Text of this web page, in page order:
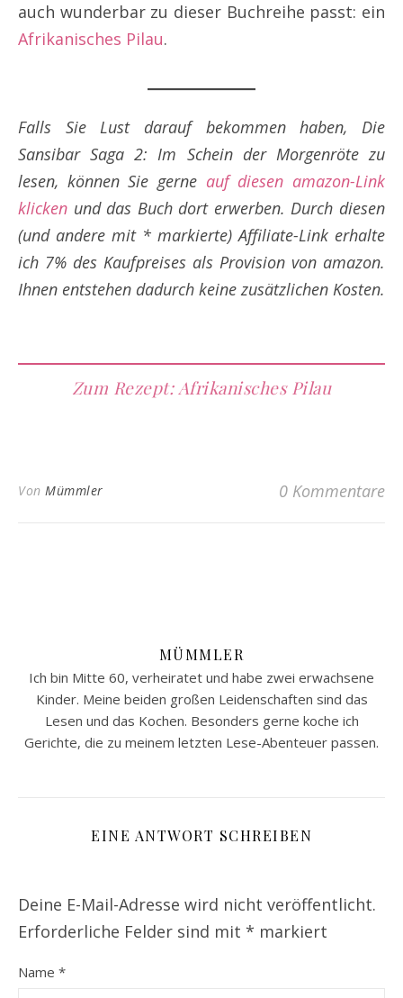
auch wunderbar zu dieser Buchreihe passt: ein
Afrikanisches Pilau.
Falls Sie Lust darauf bekommen haben, Die
Sansibar Saga 2: Im Schein der Morgenröte zu
lesen, können Sie gerne auf diesen amazon-Link
klicken und das Buch dort erwerben. Durch diesen
(und andere mit * markierte) Affiliate-Link erhalte
ich 7% des Kaufpreises als Provision von amazon.
Ihnen entstehen dadurch keine zusätzlichen Kosten.
Zum Rezept: Afrikanisches Pilau
Von Mümmler 0 Kommentare
MÜMMLER
Ich bin Mitte 60, verheiratet und habe zwei erwachsene
Kinder. Meine beiden großen Leidenschaften sind das
Lesen und das Kochen. Besonders gerne koche ich
Gerichte, die zu meinem letzten Lese-Abenteuer passen.
EINE ANTWORT SCHREIBEN
Deine E-Mail-Adresse wird nicht veröffentlicht.
Erforderliche Felder sind mit * markiert
Name *